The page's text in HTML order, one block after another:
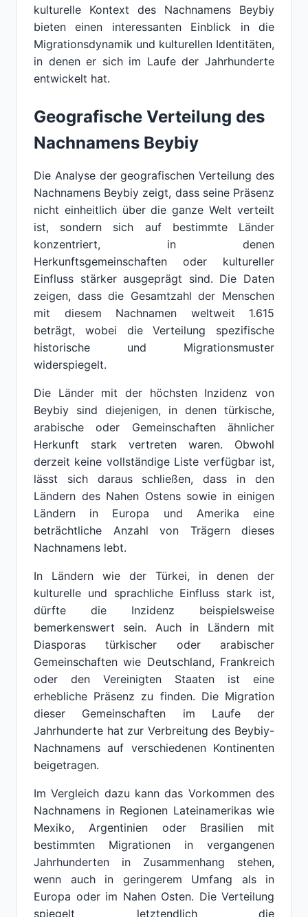
kulturelle Kontext des Nachnamens Beybiy
bieten einen interessanten Einblick in die
Migrationsdynamik und kulturellen Identitäten,
in denen er sich im Laufe der Jahrhunderte
entwickelt hat.
Geografische Verteilung des
Nachnamens Beybiy
Die Analyse der geografischen Verteilung des
Nachnamens Beybiy zeigt, dass seine Präsenz
nicht einheitlich über die ganze Welt verteilt
ist, sondern sich auf bestimmte Länder
konzentriert, in denen
Herkunftsgemeinschaften oder kultureller
Einfluss stärker ausgeprägt sind. Die Daten
zeigen, dass die Gesamtzahl der Menschen
mit diesem Nachnamen weltweit 1.615
beträgt, wobei die Verteilung spezifische
historische und Migrationsmuster
widerspiegelt.
Die Länder mit der höchsten Inzidenz von
Beybiy sind diejenigen, in denen türkische,
arabische oder Gemeinschaften ähnlicher
Herkunft stark vertreten waren. Obwohl
derzeit keine vollständige Liste verfügbar ist,
lässt sich daraus schließen, dass in den
Ländern des Nahen Ostens sowie in einigen
Ländern in Europa und Amerika eine
beträchtliche Anzahl von Trägern dieses
Nachnamens lebt.
In Ländern wie der Türkei, in denen der
kulturelle und sprachliche Einfluss stark ist,
dürfte die Inzidenz beispielsweise
bemerkenswert sein. Auch in Ländern mit
Diasporas türkischer oder arabischer
Gemeinschaften wie Deutschland, Frankreich
oder den Vereinigten Staaten ist eine
erhebliche Präsenz zu finden. Die Migration
dieser Gemeinschaften im Laufe der
Jahrhunderte hat zur Verbreitung des Beybiy-
Nachnamens auf verschiedenen Kontinenten
beigetragen.
Im Vergleich dazu kann das Vorkommen des
Nachnamens in Regionen Lateinamerikas wie
Mexiko, Argentinien oder Brasilien mit
bestimmten Migrationen in vergangenen
Jahrhunderten in Zusammenhang stehen,
wenn auch in geringerem Umfang als in
Europa oder im Nahen Osten. Die Verteilung
spiegelt letztendlich die